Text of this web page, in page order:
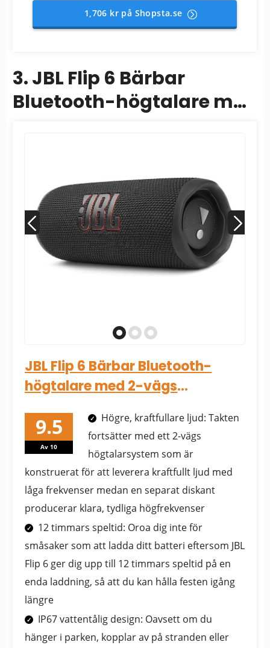
1,706 kr på Shopsta.se
3. JBL Flip 6 Bärbar
Bluetooth-högtalare med
JBL Flip 6 Bärbar Bluetooth-
högtalare med 2-vägs
JBL...
Av 10
Högre, kraftfullare ljud: Takten
fortsätter med ett 2-vägs
högtalarsystem som är
konstruerat för att leverera kraftfullt ljud med
låga frekvenser medan en separat diskant
producerar klara, tydliga högfrekvenser
12 timmars speltid: Oroa dig inte för
småsaker som att ladda ditt batteri eftersom JBL
Flip 6 ger dig upp till 12 timmars speltid på en
enda laddning, så att du kan hålla festen igång
längre
IP67 vattentålig design: Oavsett om du
hänger i parken, kopplar av på stranden eller